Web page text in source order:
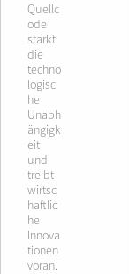
Quellc
ode
stärkt
die
techno
logisc
he
Unabh
ängigk
eit
und
treibt
wirtsc
haftlic
he
Innova
tionen
voran.